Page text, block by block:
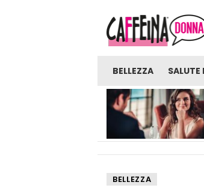
BELLEZZA SALUTE
NOVITÀ
PER UNA VERA RELAZIONE
DEGLI ADULTI?
BELLEZZA